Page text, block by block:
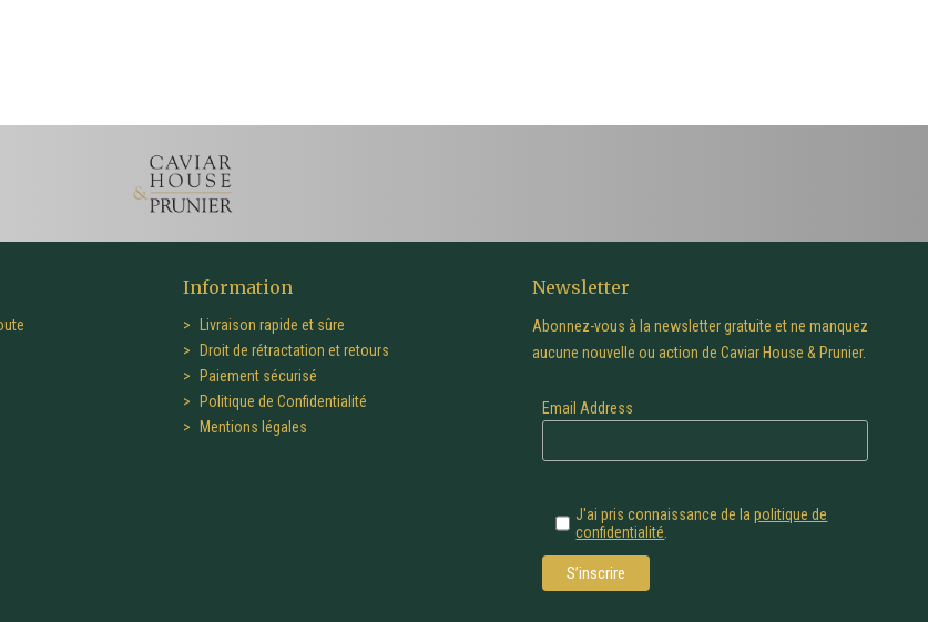
Information
Livraison rapide et sûre
Droit de rétractation et retours
Paiement sécurisé
Politique de Confidentialité
Mentions légales
Newsletter
Abonnez-vous à la newsletter gratuite et ne manquez
aucune nouvelle ou action de Caviar House & Prunier.
Email Address
J'ai pris connaissance de lapolitique de
confidentialité